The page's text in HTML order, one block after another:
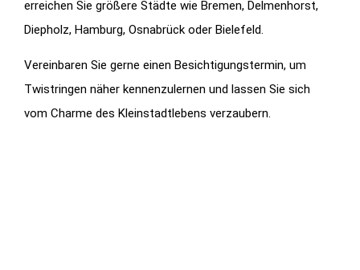
erreichen Sie größere Städte wie Bremen, Delmenhorst,
Diepholz, Hamburg, Osnabrück oder Bielefeld.
Vereinbaren Sie gerne einen Besichtigungstermin, um
Twistringen näher kennenzulernen und lassen Sie sich
vom Charme des Kleinstadtlebens verzaubern.